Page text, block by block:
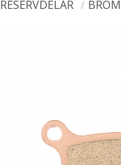
RESERVDELAR